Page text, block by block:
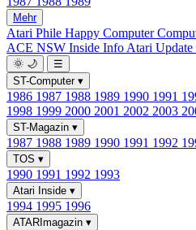
Mehr
Atari Phile Happy Computer
ACE NSW Inside Info Atari Update
🌞 🌙
☰
ST-Computer ▾
1986 1987 1988 1989 1990 1991
1998 1999 2000 2001 2002 2003
ST-Magazin ▾
1987 1988 1989 1990 1991 1992
TOS ▾
1990 1991 1992 1993
Atari Inside ▾
1994 1995 1996
ATARImagazin ▾